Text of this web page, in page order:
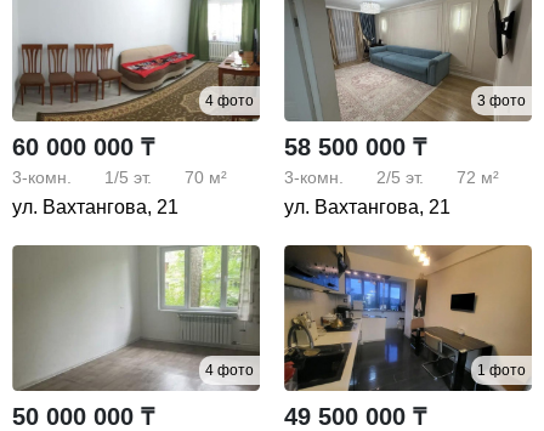
4 фото
60 000 000 ₸
3-комн. 1/5 эт. 70 м²
ул. Вахтангова, 21
3 фото
58 500 000 ₸
3-комн. 2/5 эт. 72 м²
ул. Вахтангова, 21
4 фото
50 000 000 ₸
1 фото
49 500 000 ₸